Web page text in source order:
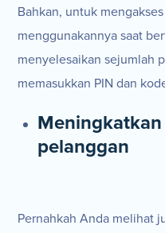
Bahkan, untuk
menggunakannya saat
menyelesaikan sejumlah
memasukkan PIN dan
pelanggan
Pernahkah Anda melihat